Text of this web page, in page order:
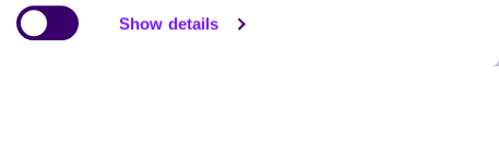
Show details